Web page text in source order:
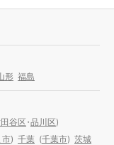
形 福島
谷区・品川区)
市) 千葉 (千葉市) 茨城